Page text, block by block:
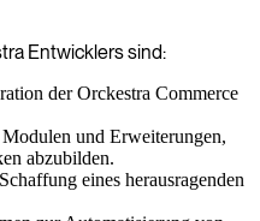
Entwicklers sind:
der Orckestra Commerce
und Erweiterungen,
abzubilden.
eines herausragenden